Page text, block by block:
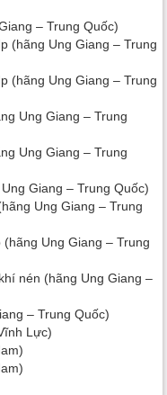
– Trung Quốc)
(hãng Ung Giang – Trung
(hãng Ung Giang – Trung
Ung Giang – Trung
Ung Giang – Trung
Giang – Trung Quốc)
Ung Giang – Trung
Ung Giang – Trung
nén (hãng Ung Giang –
– Trung Quốc)
Lực)